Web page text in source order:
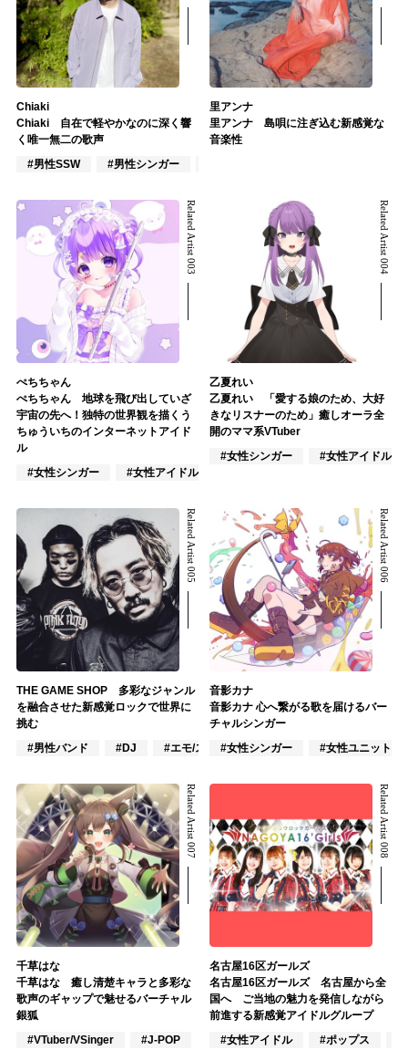
Chiaki
Chiaki 自在で軽やかなのに深く響
く唯一無二の歌声
#男性SSW
#男性シンガー
里アンナ
里アンナ 島唄に注ぎ込む新感覚な
音楽性
Related Artist 003
ぺちちゃん
ぺちちゃん 地球を飛び出していざ
宇宙の先へ！独特の世界観を描くう
ちゅういちのインターネットアイド
ル
#女性シンガー
#女性アイドル
Related Artist 004
乙夏れい
乙夏れい 「愛する娘のため、大好
きなリスナーのため」癒しオーラ全
開のママ系VTuber
#女性シンガー
#女性アイドル
Related Artist 005
THE GAME SHOP 多彩なジャンル
を融合させた新感覚ロックで世界に
挑む
#男性バンド
#DJ #エモ/スクリーモ
Related Artist 006
音影カナ
音影カナ 心へ繋がる歌を届けるバー
チャルシンガー
#女性シンガー
#女性ユニット
Related Artist 007
千草はな
千草はな 癒し清楚キャラと多彩な
歌声のギャップで魅せるバーチャル
銀狐
#VTuber/VSinger
#J-POP
Related Artist 008
名古屋16区ガールズ
名古屋16区ガールズ 名古屋から全
国へ ご当地の魅力を発信しながら
前進する新感覚アイドルグループ
#女性アイドル
#ポップス